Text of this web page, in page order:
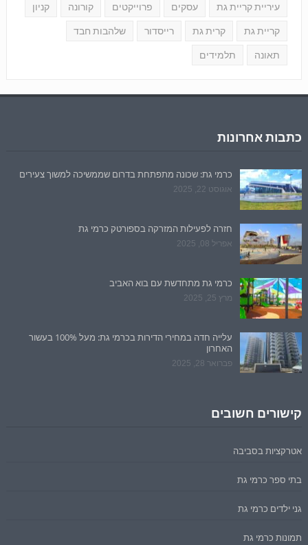
עיריית קריית גת עסקים פרוייקטים קורונה קניון
קריית גת קרית גת רייסדור שלהבות חבד
תאונה תלמידים
כתבות אחרונות
כרמי גת: שכונה מתפתחת בדרום שממשיכה למשוך צעירים
אוגוסט 22, 2025
חזרה לפעילות המזרקה בספורטק כרמי גת
אפריל 08, 2025
כרמי גת מתחדשת עם בוא האביב
מרץ 25, 2025
עלייה חדה במחירי הדירות בכרמי גת: מעל 100% בעשור
האחרון
פברואר 28, 2025
קישורים חשובים
אטרקציות בסביבה
בתי ספר כרמי גת
גני ילדים כרמי גת
תמונות כרמי גת